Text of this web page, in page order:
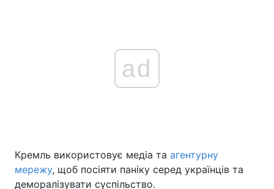
ad
Кремль використовує медіа та агентурну
мережу, щоб посіяти паніку серед українців та
деморалізувати суспільство.